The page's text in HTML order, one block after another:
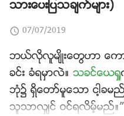
သားေပးျပသခ်က္မ်ား)
07/07/2019
ဘယ္လိုလူမ်ိဳးေတြဟာ ေကာ
ခင္း ခံရမွာလဲ။ သခင္ေယရႈ
ဘုံ၌ ရွိေတာ္မူေသာ ငါ့ခ
သူသာလွ်င္ ဝင္ရလိမ့္မည္။”